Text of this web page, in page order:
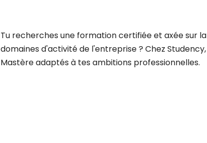
Tu recherches une formation certifiée et axée sur
domaines d'activité de l'entreprise ? Chez
Mastère adaptés à tes ambitions professionnelles.